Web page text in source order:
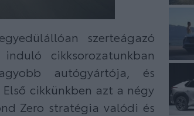
szerteágazó
cikksorozatunkban
autógyártója, és
cikkünkben azt a négy
Zero stratégia valódi és